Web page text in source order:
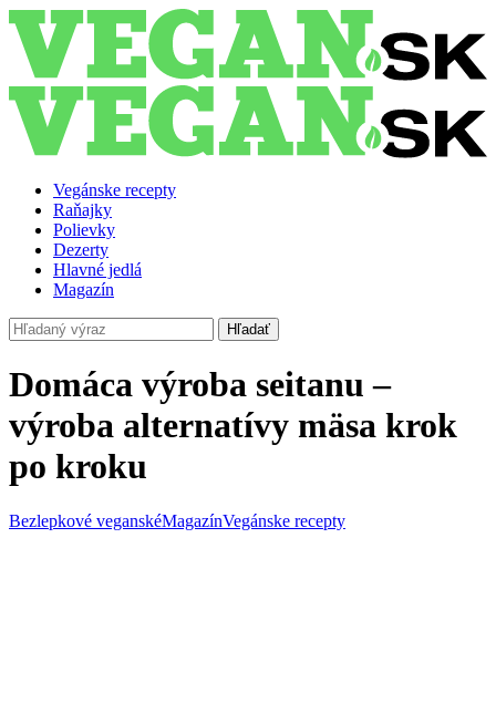
Vegánske recepty
Raňajky
Polievky
Dezerty
Hlavné jedlá
Magazín
Hľadať
Domáca výroba seitanu –
výroba alternatívy mäsa krok
po kroku
Bezlepkové veganskéMagazínVegánske recepty